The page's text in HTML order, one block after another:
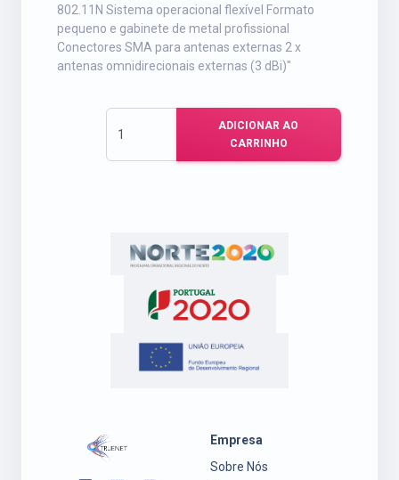
802.11N Sistema operacional flexível Formato
pequeno e gabinete de metal profissional
Conectores SMA para antenas externas 2 x
antenas omnidirecionais externas (3 dBi)"
ADICIONAR AO
CARRINHO
Empresa
Sobre Nós